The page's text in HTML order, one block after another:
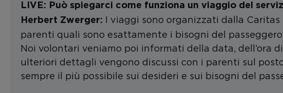
LIVE: Può spiegarci come funziona un viaggio del
Herbert Zwerger: I viaggi sono organizzati dalla
parenti quali sono esattamente i bisogni del
Noi volontari veniamo poi informati della data, dell’ora
ulteriori dettagli vengono discussi con i parenti sul
sempre il più possibile sui desideri e sui bisogni del